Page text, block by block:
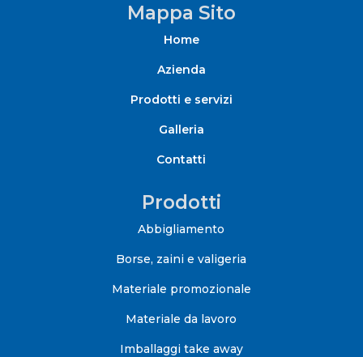
Mappa Sito
Home
Azienda
Prodotti e servizi
Galleria
Contatti
Prodotti
Abbigliamento
Borse, zaini e valigeria
Materiale promozionale
Materiale da lavoro
Imballaggi take away